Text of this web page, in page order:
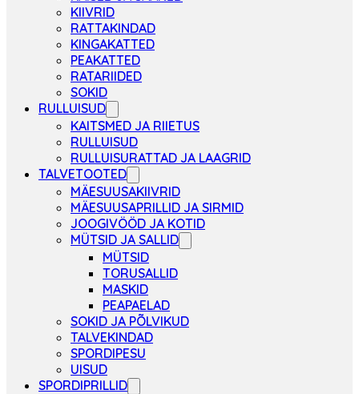
KIIVRID
RATTAKINDAD
KINGAKATTED
PEAKATTED
RATARIIDED
SOKID
RULLUISUD
KAITSMED JA RIIETUS
RULLUISUD
RULLUISURATTAD JA LAAGRID
TALVETOOTED
MÄESUUSAKIIVRID
MÄESUUSAPRILLID JA SIRMID
JOOGIVÖÖD JA KOTID
MÜTSID JA SALLID
MÜTSID
TORUSALLID
MASKID
PEAPAELAD
SOKID JA PÕLVIKUD
TALVEKINDAD
SPORDIPESU
UISUD
SPORDIPRILLID